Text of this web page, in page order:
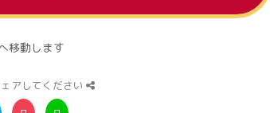
移動します
アしてください